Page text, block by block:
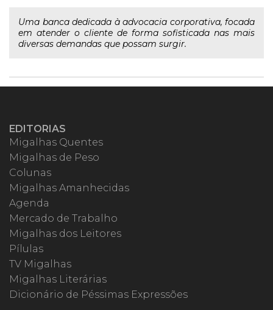
Uma banca dedicada à advocacia corporativa, focada
em atender o cliente de forma sofisticada nas mais
diversas demandas que possam surgir.
EDITORIAS
Migalhas Quentes
Migalhas de Peso
Colunas
Migalhas Amanhecidas
Agenda
Mercado de Trabalho
Migalhas dos Leitores
Pílulas
TV Migalhas
Migalhas Literárias
Dicionário de Péssimas Expressões